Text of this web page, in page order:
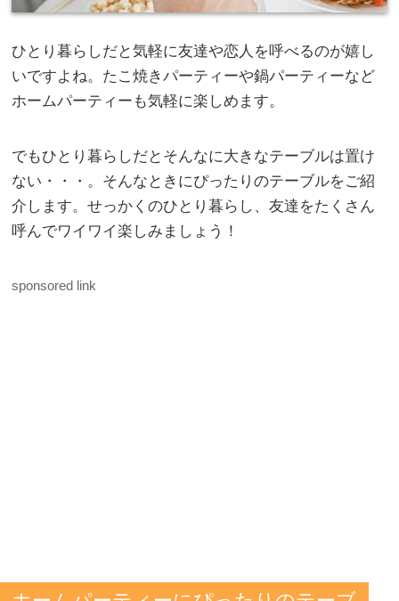
ひとり暮らしだと気軽に友達や恋人を呼べるのが嬉し
いですよね。たこ焼きパーティーや鍋パーティーなど
ホームパーティーも気軽に楽しめます。
でもひとり暮らしだとそんなに大きなテーブルは置け
ない・・・。そんなときにぴったりのテーブルをご紹
介します。せっかくのひとり暮らし、友達をたくさん
呼んでワイワイ楽しみましょう！
sponsored link